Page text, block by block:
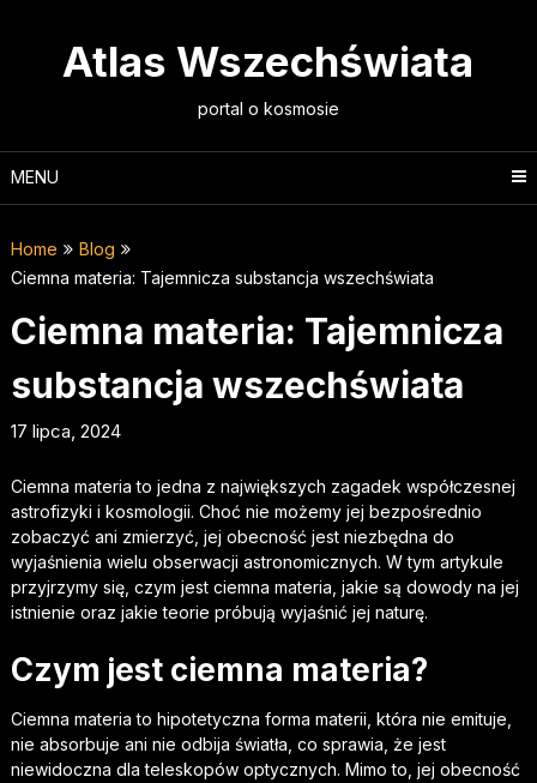
Atlas Wszechświata
portal o kosmosie
MENU
Home
Blog
Ciemna materia: Tajemnicza substancja wszechświata
Ciemna materia: Tajemnicza
substancja wszechświata
17 lipca, 2024
Ciemna materia to jedna z największych zagadek współczesnej
astrofizyki i kosmologii. Choć nie możemy jej bezpośrednio
zobaczyć ani zmierzyć, jej obecność jest niezbędna do
wyjaśnienia wielu obserwacji astronomicznych. W tym artykule
przyjrzymy się, czym jest ciemna materia, jakie są dowody na jej
istnienie oraz jakie teorie próbują wyjaśnić jej naturę.
Czym jest ciemna materia?
Ciemna materia to hipotetyczna forma materii, która nie emituje,
nie absorbuje ani nie odbija światła, co sprawia, że jest
niewidoczna dla teleskopów optycznych. Mimo to, jej obecność